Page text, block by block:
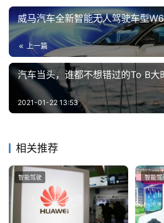
威马汽车全新智能无人驾驶车型
上一篇
汽车当头，谁都不想错过的To B大
2021-01-22 13:53
相关推荐
智能驾驶 智能驾